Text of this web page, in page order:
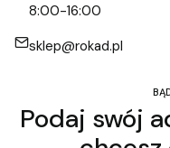
8:00-16:00
sklep@rokad.pl
Podaj swój